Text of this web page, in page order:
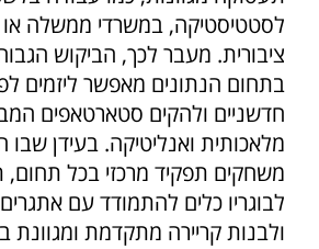
לסטטיסטיקה, במשרדי ממשלה או
ציבורית. מעבר לכך, הביקוש
בתחום הנתונים מאפשר ליזמים
חדשניים ולהקים סטארטאפים
מלאכותית ואנליטיקה. בעידן שבו
משחקים תפקיד מרכזי בכל תחום,
לבוגריו כלים להתמודד עם
ולבנות קריירה מתקדמת ומגוונת